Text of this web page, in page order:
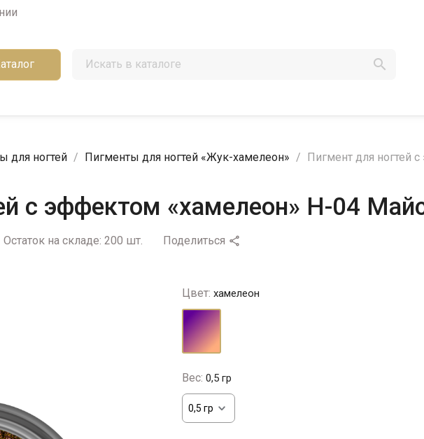

для ногтей Пигменты для ногтей «Жук-хамелеон» Пигмент для ногтей
с эффектом «хамелеон» H-04
Остаток на складе: 200 шт. Поделиться 
Цвет: хамелеон
Вес: 0,5 гр